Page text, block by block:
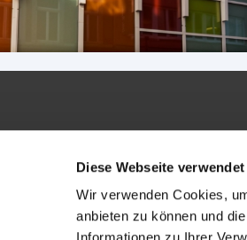
Diese Webseite
Wir verwenden Cookies,
anbieten zu können und